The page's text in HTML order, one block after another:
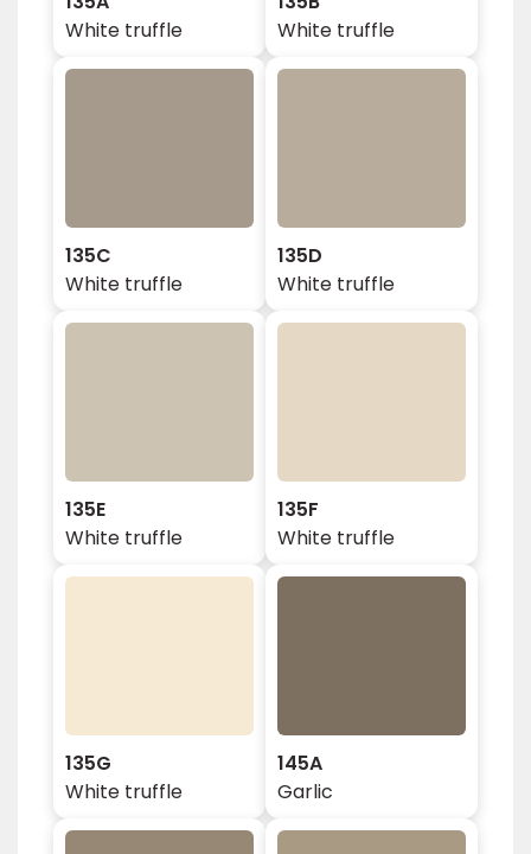
White truffle
White truffle
135C
White truffle
135D
White truffle
135E
White truffle
135F
White truffle
135G
White truffle
145A
Garlic